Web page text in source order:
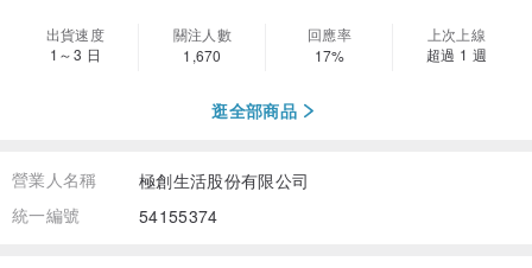
出貨速度
1～3 日
關注人數
1,670
回應率
17%
上次上線
超過 1 週
逛全部商品
營業人名稱
極創生活股份有限公司
統一編號
54155374